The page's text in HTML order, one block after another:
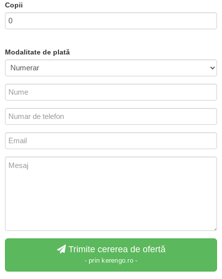
Copii
Modalitate de plată
Trimite cererea de ofertă
- prin kerengo.ro -